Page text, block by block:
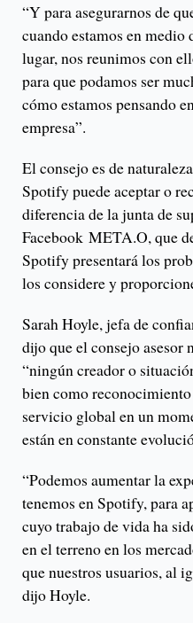
“Y para asegurarnos de
cuando estamos en
lugar, nos reunimos con
para que podamos ser
cómo estamos pensando
empresa”.
El consejo es de
Spotify puede aceptar o
diferencia de la junta de
Facebook META.O, que
Spotify presentará los
los considere y
Sarah Hoyle, jefa de
dijo que el consejo asesor
“ningún creador o
bien como
servicio global en un
están en constante
“Podemos aumentar la
tenemos en Spotify, para
cuyo trabajo de vida ha
en el terreno en los
que nuestros usuarios, al
dijo Hoyle.